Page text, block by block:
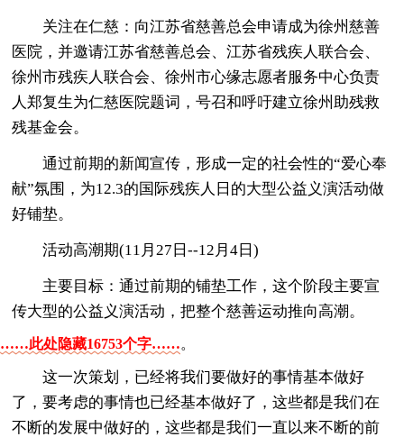
关注在仁慈：向江苏省慈善总会申请成为徐州慈善
医院，并邀请江苏省慈善总会、江苏省残疾人联合会、
徐州市残疾人联合会、徐州市心缘志愿者服务中心负责
人郑复生为仁慈医院题词，号召和呼吁建立徐州助残救
残基金会。
通过前期的新闻宣传，形成一定的社会性的“爱心奉
献”氛围，为12.3的国际残疾人日的大型公益义演活动做
好铺垫。
活动高潮期(11月27日--12月4日)
主要目标：通过前期的铺垫工作，这个阶段主要宣
传大型的公益义演活动，把整个慈善运动推向高潮。
……此处隐藏16753个字……。
这一次策划，已经将我们要做好的事情基本做好
了，要考虑的事情也已经基本做好了，这些都是我们在
不断的发展中做好的，这些都是我们一直以来不断的前